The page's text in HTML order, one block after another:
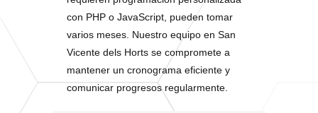
con PHP o JavaScript, pueden tomar
varios meses. Nuestro equipo en San
Vicente dels Horts se compromete a
mantener un cronograma eficiente y
comunicar progresos regularmente.